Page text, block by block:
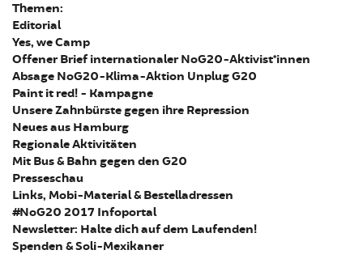
Themen:
Editorial
Yes, we Camp
Offener Brief internationaler NoG20-Aktivist*innen
Absage NoG20-Klima-Aktion Unplug G20
Paint it red! - Kampagne
Unsere Zahnbürste gegen ihre Repression
Neues aus Hamburg
Regionale Aktivitäten
Mit Bus & Bahn gegen den G20
Presseschau
Links, Mobi-Material & Bestelladressen
#NoG20 2017 Infoportal
Newsletter: Halte dich auf dem Laufenden!
Spenden & Soli-Mexikaner